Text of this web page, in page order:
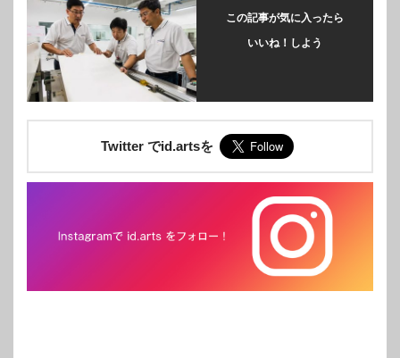
この記事が気に入ったら
いいね！しよう
Twitter でid.artsを